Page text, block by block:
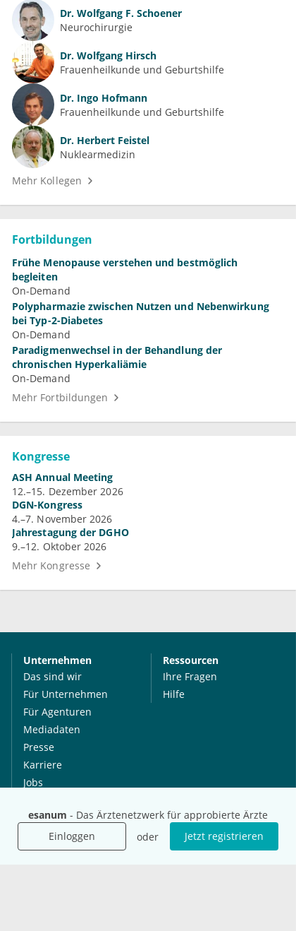
esanum - Das Ärztenetzwerk für approbierte Ärzte
Einloggen
oder Jetzt registrieren
Dr. Wolfgang F. Schoener
Neurochirurgie
Dr. Wolfgang Hirsch
Frauenheilkunde und Geburtshilfe
Dr. Ingo Hofmann
Frauenheilkunde und Geburtshilfe
Dr. Herbert Feistel
Nuklearmedizin
Mehr Kollegen
Fortbildungen
Frühe Menopause verstehen und bestmöglich
begleiten
On-Demand
Polypharmazie zwischen Nutzen und Nebenwirkung
bei Typ-2-Diabetes
On-Demand
Paradigmenwechsel in der Behandlung der
chronischen Hyperkaliämie
On-Demand
Mehr Fortbildungen
Kongresse
ASH Annual Meeting
12.–15. Dezember 2026
DGN-Kongress
4.–7. November 2026
Jahrestagung der DGHO
9.–12. Oktober 2026
Mehr Kongresse
Unternehmen
Das sind wir
Für Unternehmen
Für Agenturen
Mediadaten
Presse
Karriere
Jobs
Ressourcen
Ihre Fragen
Hilfe
International
esanum.it
esanum.com
Social Media
Youtube
Twitter